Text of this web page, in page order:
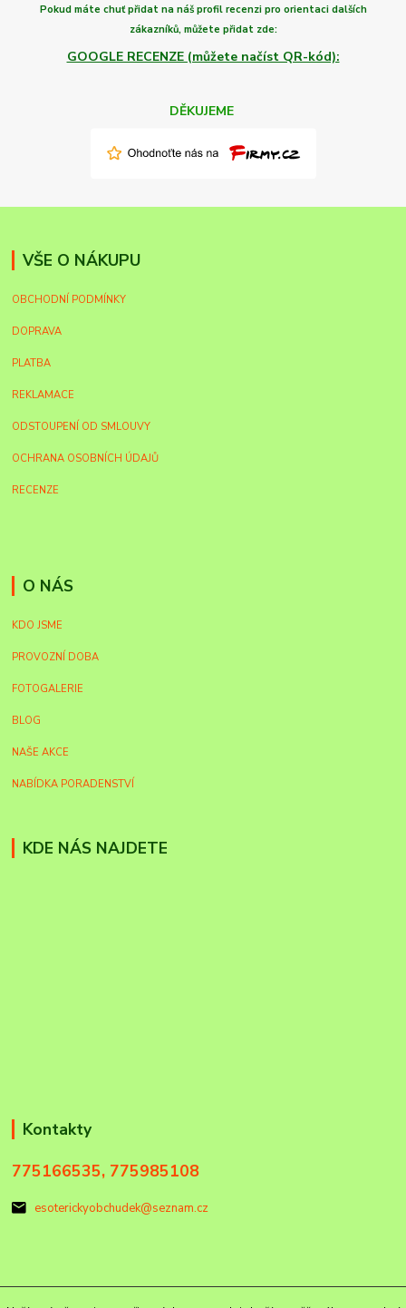
Pokud máte chuťpřidat na náš profil recenzi pro orientaci dalších
zákazníků, můžete přidat zde:
GOOGLE RECENZE (můžete načíst QR-kód):
DĚKUJEME
VŠE O NÁKUPU
OBCHODNÍ PODMÍNKY
DOPRAVA
PLATBA
REKLAMACE
ODSTOUPENÍ OD SMLOUVY
OCHRANA OSOBNÍCH ÚDAJŮ
RECENZE
O NÁS
KDO JSME
PROVOZNÍ DOBA
FOTOGALERIE
BLOG
NAŠE AKCE
NABÍDKA PORADENSTVÍ
KDE NÁS NAJDETE
Kontakty
775166535, 775985108
esoterickyobchudek@seznam.cz